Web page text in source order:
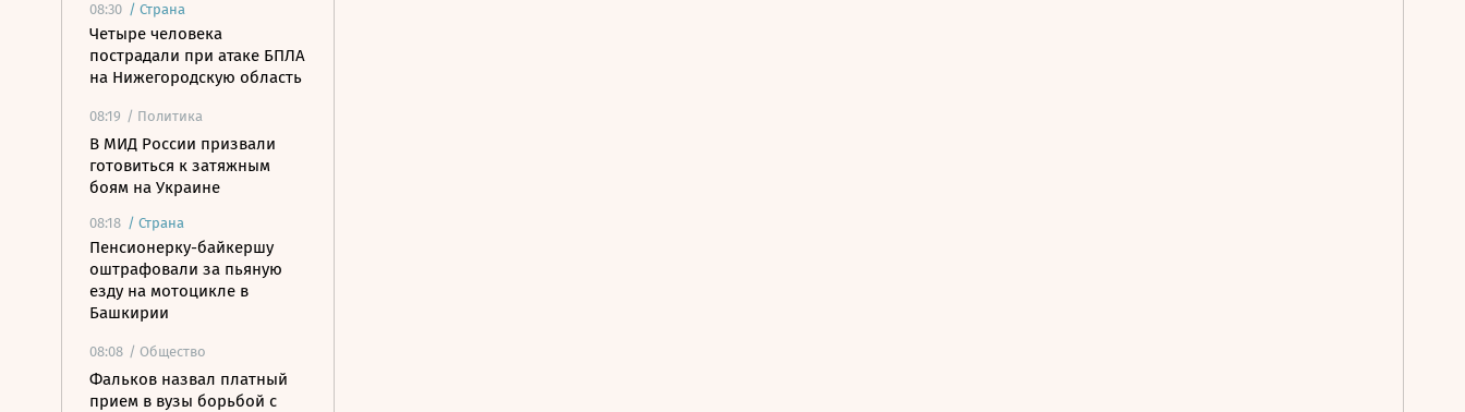
08:30 / Страна
Четыре человека
пострадали при атаке БПЛА
на Нижегородскую область
08:19 / Политика
В МИД России призвали
готовиться к затяжным
боям на Украине
08:18 / Страна
Пенсионерку-байкершу
оштрафовали за пьяную
езду на мотоцикле в
Башкирии
08:08 / Общество
Фальков назвал платный
прием в вузы борьбой с